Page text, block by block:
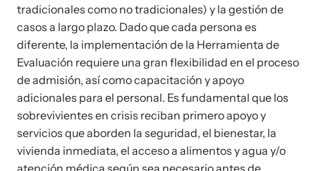
We support existing multi-agency centers in enhancing service
quality and collaboration.
Attend an engaging, expert-led training virtually or in-person.
tradicionales como no tradicionales) y la gestión de
casos a largo plazo. Dado que cada persona es
diferente, la implementación de la Herramienta de
Evaluación requiere una gran flexibilidad en el proceso
de admisión, así como capacitación y apoyo
adicionales para el personal. Es fundamental que los
sobrevivientes en crisis reciban primero apoyo y
servicios que aborden la seguridad, el bienestar, la
vivienda inmediata, el acceso a alimentos y agua y/o